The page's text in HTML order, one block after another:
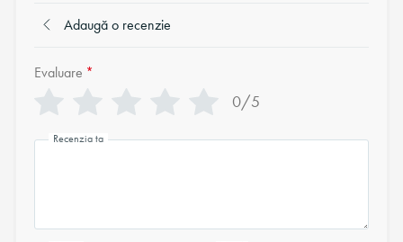
Adaugă o recenzie
Evaluare *
0/5
Recenzia ta